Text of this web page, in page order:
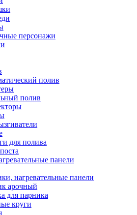
персонажи
полив
полив
для полива
панели
нагревательные панели
арочный
для парника
круги